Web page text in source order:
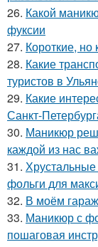
26. Какой
фуксии
27. Короткие, но
28. Какие
туристов в
29. Какие
Санкт-
30. Маникюр
каждой из нас
31.
фольги для
32. В моём
33. Маникюр с
пошаговая